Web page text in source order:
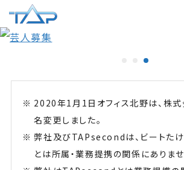
2020年1月1日オフィス北野は、株式
名変更しました。
弊社及びTAPsecondは、ビートたけ
とは所属・業務提携の関係にありませ